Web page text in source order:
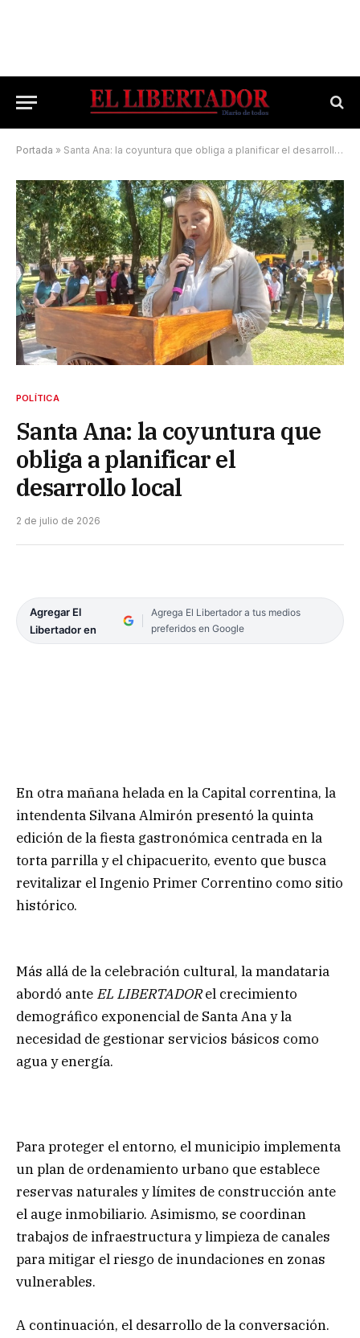
Portada » Santa Ana: la coyuntura que obliga a planificar el desarrollo local
POLÍTICA
Santa Ana: la coyuntura que
obliga a planificar el
desarrollo local
2 de julio de 2026
Agregar El
Libertador en
Agrega El Libertador a tus medios
preferidos en Google
En otra mañana helada en la Capital correntina, la
intendenta Silvana Almirón presentó la quinta
edición de la fiesta gastronómica centrada en la
torta parrilla y el chipacuerito, evento que busca
revitalizar el Ingenio Primer Correntino como sitio
histórico.
Más allá de la celebración cultural, la mandataria
abordó ante EL LIBERTADORel crecimiento
demográfico exponencial de Santa Ana y la
necesidad de gestionar servicios básicos como
agua y energía.
Para proteger el entorno, el municipio implementa
un plan de ordenamiento urbano que establece
reservas naturales y límites de construcción ante
el auge inmobiliario. Asimismo, se coordinan
trabajos de infraestructura y limpieza de canales
para mitigar el riesgo de inundaciones en zonas
vulnerables.
A continuación, el desarrollo de la conversación.